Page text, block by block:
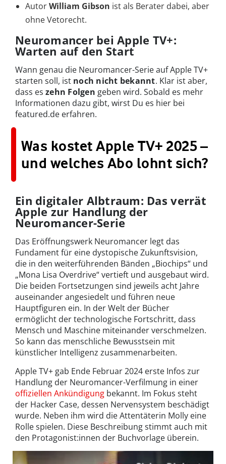
AutorWilliam Gibson ist als Berater dabei, aber
ohne Vetorecht.
Neuromancer bei Apple TV+:
Warten auf den Start
Wann genau die Neuromancer-Serie auf Apple TV+
starten soll, ist noch nicht bekannt. Klar ist aber,
dass es zehn Folgen geben wird. Sobald es mehr
Informationen dazu gibt, wirst Du es hier bei
featured.de erfahren.
Was kostet Apple TV+ 2025 –
und welches Abo lohnt sich?
Ein digitaler Albtraum: Das verrät
Apple zur Handlung der
Neuromancer-Serie
Das Eröffnungswerk Neuromancer legt das
Fundament für eine dystopische Zukunftsvision,
die in den weiterführenden Bänden „Biochips“ und
„Mona Lisa Overdrive“ vertieft und ausgebaut wird.
Die beiden Fortsetzungen sind jeweils acht Jahre
auseinander angesiedelt und führen neue
Hauptfiguren ein. In der Welt der Bücher
ermöglicht der technologische Fortschritt, dass
Mensch und Maschine miteinander verschmelzen.
So kann das menschliche Bewusstsein mit
künstlicher Intelligenz zusammenarbeiten.
Apple TV+ gab Ende Februar 2024 erste Infos zur
Handlung der Neuromancer-Verfilmung in einer
offiziellen Ankündigung bekannt. Im Fokus steht
der Hacker Case, dessen Nervensystem beschädigt
wurde. Neben ihm wird die Attentäterin Molly eine
Rolle spielen. Diese Beschreibung stimmt auch mit
den Protagonist:innen der Buchvorlage überein.